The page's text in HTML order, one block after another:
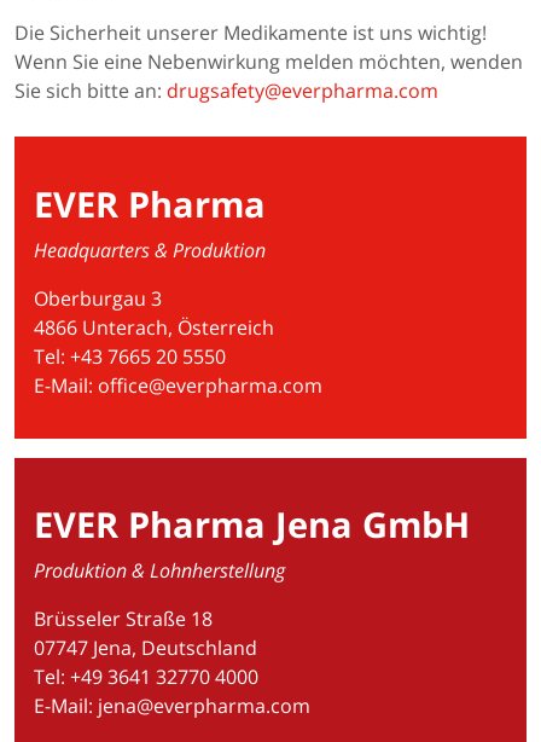
Die Sicherheit unserer Medikamente ist uns wichtig!
Wenn Sie eine Nebenwirkung melden möchten, wenden
Sie sich bitte an: drugsafety@everpharma.com
EVER Pharma
Headquarters & Produktion
Oberburgau 3
4866 Unterach, Österreich
Tel: +43 7665 20 5550
E-Mail: office@everpharma.com
EVER Pharma Jena GmbH
Produktion & Lohnherstellung
Brüsseler Straße 18
07747 Jena, Deutschland
Tel: +49 3641 32770 4000
E-Mail: jena@everpharma.com